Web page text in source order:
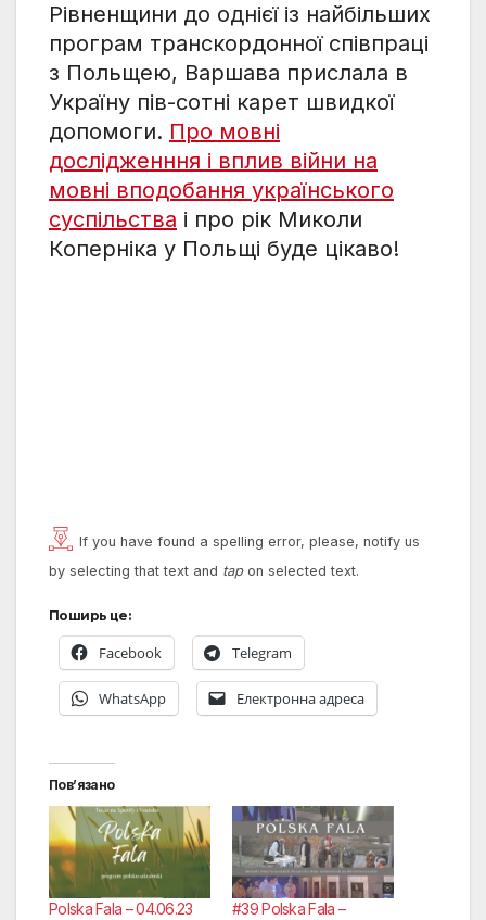
Рівненщини до однієї із найбільших
програм транскордонної співпраці
з Польщею, Варшава прислала в
Україну пів-сотні карет швидкої
допомоги. Про мовні
дослідженння і вплив війни на
мовні вподобання українського
суспільства і про рік Миколи
Коперніка у Польщі буде цікаво!
If you have found a spelling error, please, notify us
by selecting that text and tapon selected text.
Поширь це:
Facebook Telegram
WhatsApp Електронна адреса
Пов’язано
Polska Fala – 04.06.23
#39 Polska Fala –